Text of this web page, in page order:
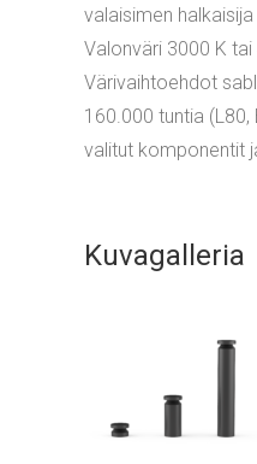
valaisimen
Valonväri 3000 K
Värivaihtoehdot
160.000 tuntia
valitut komponentit
Kuvagalleria